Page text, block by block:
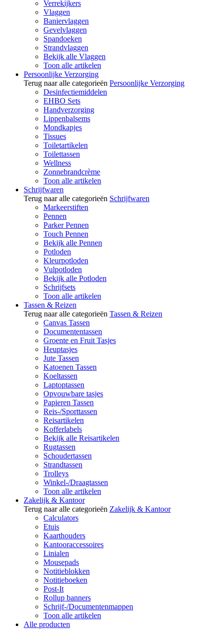
Verrekijkers
Vlaggen
Baniervlaggen
Gevelvlaggen
Spandoeken
Strandvlaggen
Bekijk alle Vlaggen
Toon alle artikelen
Persoonlijke Verzorging
Terug naar alle categorieën Persoonlijke Verzorging
Desinfectiemiddelen
EHBO Sets
Handverzorging
Lippenbalsems
Mondkapjes
Tissues
Toiletartikelen
Toilettassen
Wellness
Zonnebrandcrème
Toon alle artikelen
Schrijfwaren
Terug naar alle categorieën Schrijfwaren
Markeerstiften
Pennen
Parker Pennen
Touch Pennen
Bekijk alle Pennen
Potloden
Kleurpotloden
Vulpotloden
Bekijk alle Potloden
Schrijfsets
Toon alle artikelen
Tassen & Reizen
Terug naar alle categorieën Tassen & Reizen
Canvas Tassen
Documententassen
Groente en Fruit Tasjes
Heuptasjes
Jute Tassen
Katoenen Tassen
Koeltassen
Laptoptassen
Opvouwbare tasjes
Papieren Tassen
Reis-/Sporttassen
Reisartikelen
Kofferlabels
Bekijk alle Reisartikelen
Rugtassen
Schoudertassen
Strandtassen
Trolleys
Winkel-/Draagtassen
Toon alle artikelen
Zakelijk & Kantoor
Terug naar alle categorieën Zakelijk & Kantoor
Calculators
Etuis
Kaarthouders
Kantooraccessoires
Linialen
Mousepads
Notitieblokken
Notitieboeken
Post-It
Rollup banners
Schrijf-/Documentenmappen
Toon alle artikelen
Alle producten